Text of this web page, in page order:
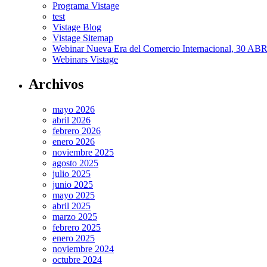
Programa Vistage
test
Vistage Blog
Vistage Sitemap
Webinar Nueva Era del Comercio Internacional, 30
Webinars Vistage
Archivos
mayo 2026
abril 2026
febrero 2026
enero 2026
noviembre 2025
agosto 2025
julio 2025
junio 2025
mayo 2025
abril 2025
marzo 2025
febrero 2025
enero 2025
noviembre 2024
octubre 2024